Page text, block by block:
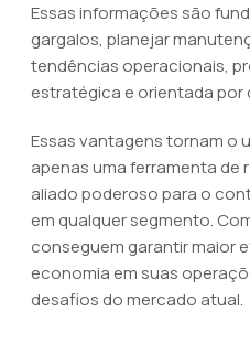
Essas informações são
gargalos, planejar
tendências operacionais,
estratégica e orientada por
Essas vantagens tornam o
apenas uma ferramenta de
aliado poderoso para o
em qualquer segmento.
conseguem garantir maior
economia em suas
desafios do mercado atual.